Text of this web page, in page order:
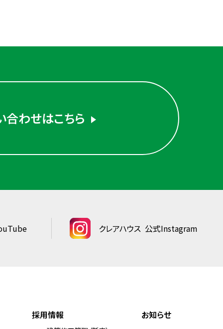
合わせはこちら
クレアハウス 公式Instagram
採用情報 お知らせ